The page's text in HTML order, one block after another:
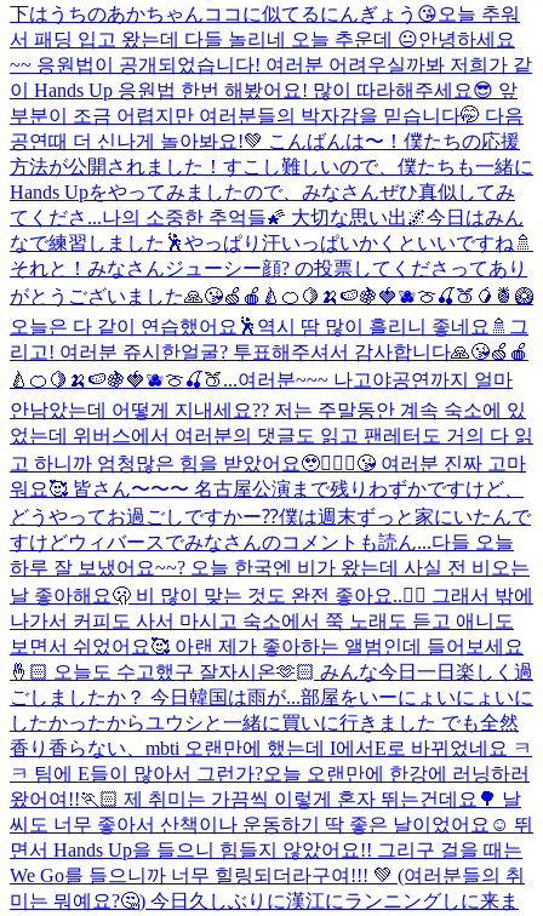
下はうちのあかちゃんココに似てるにんぎょう😘오늘 추워
서 패딩 입고 왔는데 다들 놀리네 오늘 추운데 😐안녕하세요
~~ 응원법이 공개되었습니다! 여러분 어려우실까봐 저희가 같
이 Hands Up 응원법 한번 해봤어요! 많이 따라해주세요😎 앞
부분이 조금 어렵지만 여러분들의 박자감을 믿습니다🤭 다음
공연때 더 신나게 놀아봐요!💚 こんばんは〜！僕たちの応援
方法が公開されました！すこし難しいので、僕たちも一緒に
Hands Upをやってみましたので、みなさんぜひ真似してみ
てくださ...나의 소중한 추억들🌠 大切な思い出🌌今日はみん
なで練習しました🕺やっぱり汗いっぱいかくといいですね🚿
それと！みなさんジューシー顔? の投票してくださってあり
がとうございました🙏😘🍏🍎🍐🍊🍋🍌🍉🍇🍓🫐🍈🍒🍑🥭🍍🥝
오늘은 다 같이 연습했어요🕺역시 땀 많이 흘리니 좋네요🚿그
리고! 여러분 쥬시한얼굴? 투표해주셔서 감사합니다🙏😘🍏🍎
🍐🍊🍋🍌🍉🍇🍓🫐🍈🍒🍑...여러분~~~ 나고야공연까지 얼마
안남았는데 어떻게 지내세요?? 저는 주말동안 계속 숙소에 있
었는데 위버스에서 여러분의 댓글도 읽고 팬레터도 거의 다 읽
고 하니까 엄청많은 힘을 받았어요🥹🙇🏻‍♂️😘 여러분 진짜 고마
워요🥰 皆さん〜〜〜 名古屋公演まで残りわずかですけど、
どうやってお過ごしですかー⁇僕は週末ずっと家にいたんで
すけどウィバースでみなさんのコメントも読ん...다들 오늘
하루 잘 보냈어요~~? 오늘 한국엔 비가 왔는데 사실 전 비오는
날 좋아해요🫢 비 많이 맞는 것도 완전 좋아요..😶‍🌫️ 그래서 밖에
나가서 커피도 사서 마시고 숙소에서 쭉 노래도 듣고 애니도
보면서 쉬었어요🥰 아랜 제가 좋아하는 앨범인데 들어보세요
🤞🏻 오늘도 수고했구 잘자시온🫶🏻 みんな今日一日楽しく過
ごしましたか？ 今日韓国は雨が...部屋をいーにょいにょいに
したかったからユウシと一緒に買いに行きました でも全然
香り香らない、 mbti 오랜만에 했는데 I에서E로 바뀌었네요 ㅋ
ㅋ 팀에 E들이 많아서 그런가?오늘 오랜만에 한강에 러닝하러
왔어여!!🏃🏻 제 취미는 가끔씩 이렇게 혼자 뛰는건데요🌳 날
씨도 너무 좋아서 산책이나 운동하기 딱 좋은 날이었어요☺️ 뛰
면서 Hands Up을 들으니 힘들지 않았어요!! 그리구 걸을 때는
We Go를 들으니까 너무 힐링되더라구여!!! 💚 (여러분들의 취
미는 뭐예요?🤔) 今日久しぶりに漢江にランニングしに来ま